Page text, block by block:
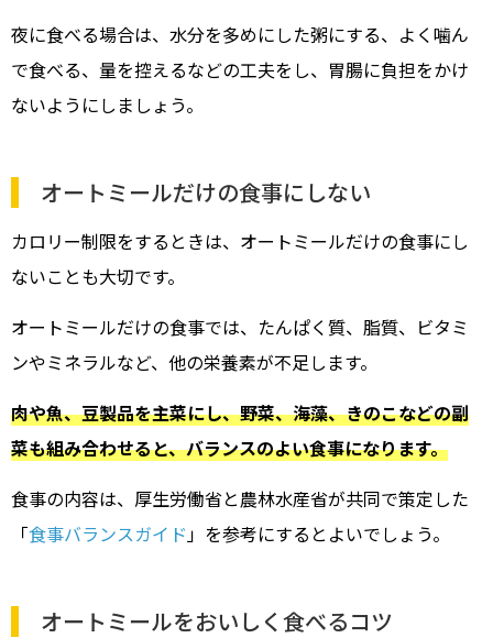
夜に食べる場合は、水分を多めにした粥にする、よく噛ん
で食べる、量を控えるなどの工夫をし、胃腸に負担をかけ
ないようにしましょう。
オートミールだけの食事にしない
カロリー制限をするときは、オートミールだけの食事にし
ないことも大切です。
オートミールだけの食事では、たんぱく質、脂質、ビタミ
ンやミネラルなど、他の栄養素が不足します。
肉や魚、豆製品を主菜にし、野菜、海藻、きのこなどの副
菜も組み合わせると、バランスのよい食事になります。
食事の内容は、厚生労働省と農林水産省が共同で策定した
「食事バランスガイド」を参考にするとよいでしょう。
オートミールをおいしく食べるコツ